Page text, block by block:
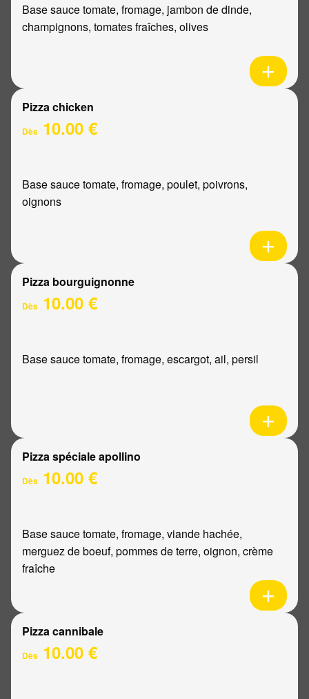
Base sauce tomate, fromage, jambon de dinde,
champignons, tomates fraîches, olives
Pizza chicken
Dès 10.00 €
Base sauce tomate, fromage, poulet, poivrons,
oignons
Pizza bourguignonne
Dès 10.00 €
Base sauce tomate, fromage, escargot, ail, persil
Pizza spéciale apollino
Dès 10.00 €
Base sauce tomate, fromage, viande hachée,
merguez de boeuf, pommes de terre, oignon, crème
fraîche
Pizza cannibale
Dès 10.00 €